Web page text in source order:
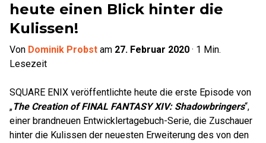
heute einen Blick hinter die
Kulissen!
Von Dominik Probst am 27. Februar 2020 · 1 Min.
Lesezeit
SQUARE ENIX veröffentlichte heute die erste Episode von
„The Creation of FINAL FANTASY XIV: Shadowbringers“,
einer brandneuen Entwicklertagebuch-Serie, die Zuschauer
hinter die Kulissen der neuesten Erweiterung des von den